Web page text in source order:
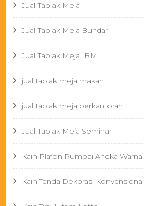
Jual Taplak Meja
Jual Taplak Meja Bundar
Jual Taplak Meja IBM
jual taplak meja makan
jual taplak meja perkantoran
Jual Taplak Meja Seminar
Kain Plafon Rumbai Aneka Warna
Kain Tenda Dekorasi Konvensional